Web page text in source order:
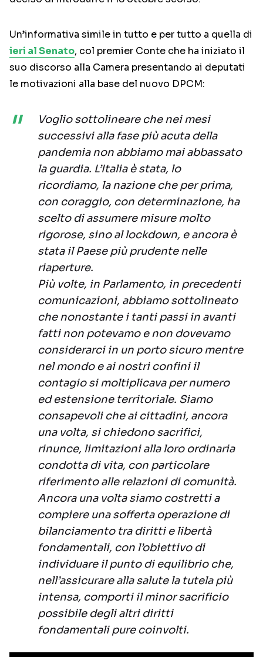
Un’informativa simile in tutto e per tutto a quella di
ieri al Senato, col premier Conte che ha iniziato il
suo discorso alla Camera presentando ai deputati
le motivazioni alla base del nuovo DPCM:
Voglio sottolineare che nei mesi
successivi alla fase più acuta della
pandemia non abbiamo mai abbassato
la guardia. L’Italia è stata, lo
ricordiamo, la nazione che per prima,
con coraggio, con determinazione, ha
scelto di assumere misure molto
rigorose, sino al lockdown, e ancora è
stata il Paese più prudente nelle
riaperture.
Più volte, in Parlamento, in precedenti
comunicazioni, abbiamo sottolineato
che nonostante i tanti passi in avanti
fatti non potevamo e non dovevamo
considerarci in un porto sicuro mentre
nel mondo e ai nostri confini il
contagio si moltiplicava per numero
ed estensione territoriale. Siamo
consapevoli che ai cittadini, ancora
una volta, si chiedono sacrifici,
rinunce, limitazioni alla loro ordinaria
condotta di vita, con particolare
riferimento alle relazioni di comunità.
Ancora una volta siamo costretti a
compiere una sofferta operazione di
bilanciamento tra diritti e libertà
fondamentali, con l’obiettivo di
individuare il punto di equilibrio che,
nell’assicurare alla salute la tutela più
intensa, comporti il minor sacrificio
possibile degli altri diritti
fondamentali pure coinvolti.